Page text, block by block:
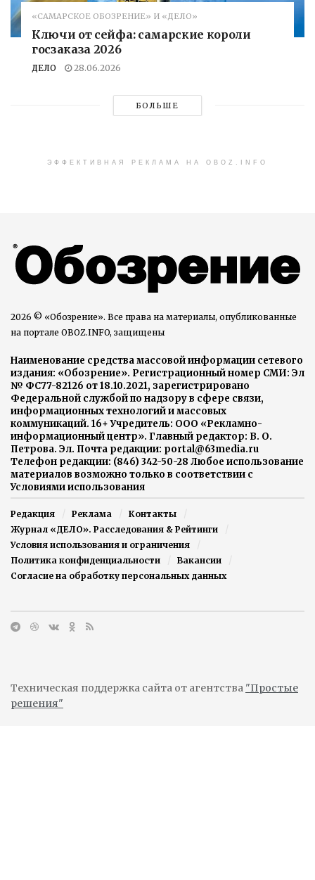
«САМАРСКОЕ ОБОЗРЕНИЕ» И «ДЕЛО»
Ключи от сейфа: самарские короли
госзаказа 2026
ДЕЛО 28.06.2026
БОЛЬШЕ
ЭФФЕКТИВНАЯ РЕКЛАМА НА OBOZ.INFO
2026 © «Обозрение». Все права на материалы, опубликованные
на портале OBOZ.INFO, защищены
Наименование средства массовой информации сетевого
издания: «Обозрение». Регистрационный номер СМИ: Эл
№ ФС77-82126 от 18.10.2021, зарегистрировано
Федеральной службой по надзору в сфере связи,
информационных технологий и массовых
коммуникаций. 16+ Учредитель: ООО «Рекламно-
информационный центр». Главный редактор: В. О.
Петрова. Эл. Почта редакции: portal@63media.ru
Телефон редакции: (846) 342-50-28 Любое использование
материалов возможно только в соответствии с
Условиями использования
Редакция Реклама
Контакты
Журнал «ДЕЛО». Расследования & Рейтинги
Условия использования и ограничения
Политика конфиденциальности
Вакансии
Согласие на обработку персональных данных
Техническая поддержка сайта от агентства "Простые
решения"